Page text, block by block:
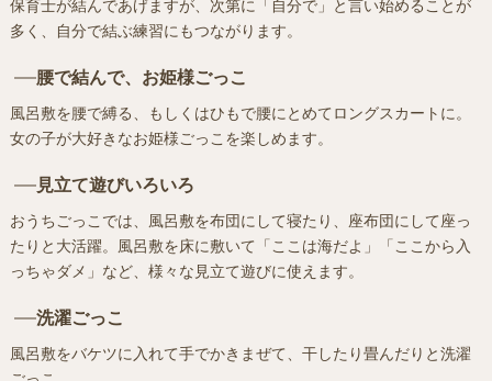
保育士が結んであげますが、次第に「自分で」と言い始めることが
多く、自分で結ぶ練習にもつながります。
腰で結んで、お姫様ごっこ
風呂敷を腰で縛る、もしくはひもで腰にとめてロングスカートに。
女の子が大好きなお姫様ごっこを楽しめます。
見立て遊びいろいろ
おうちごっこでは、風呂敷を布団にして寝たり、座布団にして座っ
たりと大活躍。風呂敷を床に敷いて「ここは海だよ」「ここから入
っちゃダメ」など、様々な見立て遊びに使えます。
洗濯ごっこ
風呂敷をバケツに入れて手でかきまぜて、干したり畳んだりと洗濯